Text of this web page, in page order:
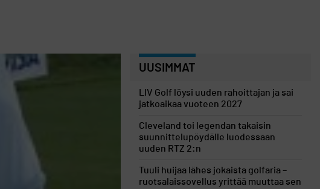
UUSIMMAT
LIV Golf löysi uuden rahoittajan ja sai
jatkoaikaa vuoteen 2027
Cleveland toi legendan takaisin
suunnittelupöydälle luodessaan
uuden RTZ 2:n
Tuuli huijaa lähes jokaista golfaria –
ruotsalaissovellus yrittää muuttaa sen